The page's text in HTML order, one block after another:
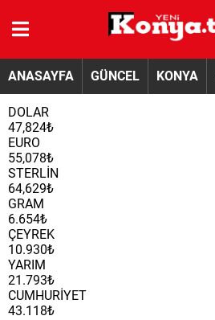
ANASAYFA GÜNCEL KONYA
DOLAR
47,824₺
EURO
55,078₺
STERLİN
64,629₺
GRAM
6.654₺
ÇEYREK
10.930₺
YARIM
21.793₺
CUMHURİYET
43.118₺